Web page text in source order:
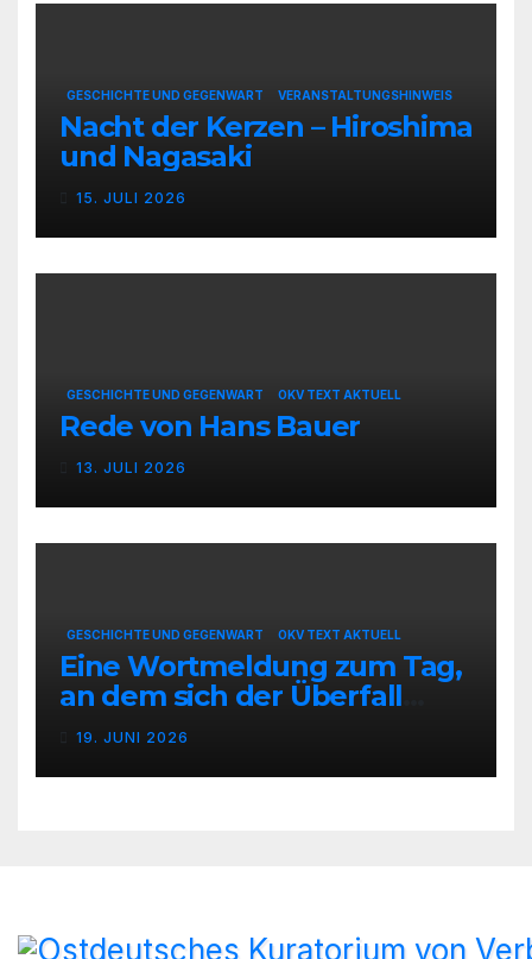
GESCHICHTE UND GEGENWART VERANSTALTUNGSHINWEIS
Nacht der Kerzen – Hiroshima
und Nagasaki
15. JULI 2026
GESCHICHTE UND GEGENWART OKV TEXT AKTUELL
Rede von Hans Bauer
13. JULI 2026
GESCHICHTE UND GEGENWART OKV TEXT AKTUELL
Eine Wortmeldung zum Tag,
an dem sich der Überfall
Deutschlands auf die UdSSR
19. JUNI 2026